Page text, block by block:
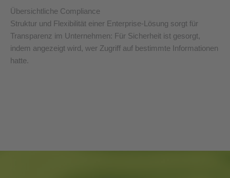
Übersichtliche Compliance
Struktur und Flexibilität einer Enterprise-Lösung sorgt für
Transparenz im Unternehmen: Für Sicherheit ist gesorgt,
indem angezeigt wird, wer Zugriff auf bestimmte Informationen
hatte.